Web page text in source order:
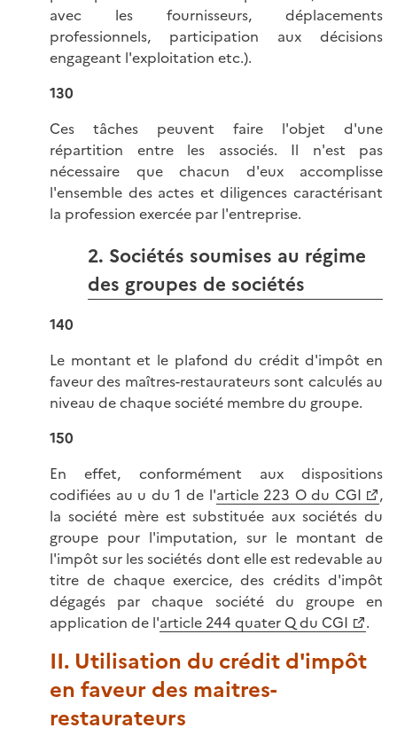
avec les fournisseurs, déplacements
professionnels, participation aux décisions
engageant l'exploitation etc.).
130
Ces tâches peuvent faire l'objet d'une
répartition entre les associés. Il n'est pas
nécessaire que chacun d'eux accomplisse
l'ensemble des actes et diligences caractérisant
la profession exercée par l'entreprise.
2. Sociétés soumises au régime
des groupes de sociétés
140
Le montant et le plafond du crédit d'impôt en
faveur des maîtres-restaurateurs sont calculés au
niveau de chaque société membre du groupe.
150
En effet, conformément aux dispositions
codifiées au u du 1 de l'article 223 O du CGI
,
la société mère est substituée aux sociétés du
groupe pour l'imputation, sur le montant de
l'impôt sur les sociétés dont elle est redevable au
titre de chaque exercice, des crédits d'impôt
dégagés par chaque société du groupe en
application de l'article 244 quater Q du CGI .
II. Utilisation du crédit d'impôt
en faveur des maitres-
restaurateurs